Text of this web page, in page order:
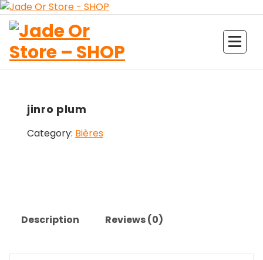
Aller
au
contenu
jinro plum
Category: Bières
Description Reviews (0)